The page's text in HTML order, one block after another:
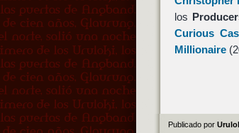
los
Curious
Millionaire
Publicado por